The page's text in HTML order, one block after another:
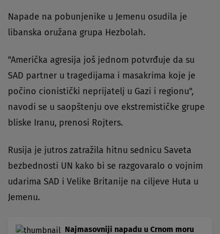
Napade na pobunjenike u Jemenu osudila je
libanska oružana grupa Hezbolah.
"Američka agresija još jednom potvrđuje da su
SAD partner u tragedijama i masakrima koje je
počino cionistički neprijatelj u Gazi i regionu",
navodi se u saopštenju ove ekstremističke grupe
bliske Iranu, prenosi Rojters.
Rusija je jutros zatražila hitnu sednicu Saveta
bezbednosti UN kako bi se razgovaralo o vojnim
udarima SAD i Velike Britanije na ciljeve Huta u
Jemenu.
Najmasovniji napadu u Crnom moru